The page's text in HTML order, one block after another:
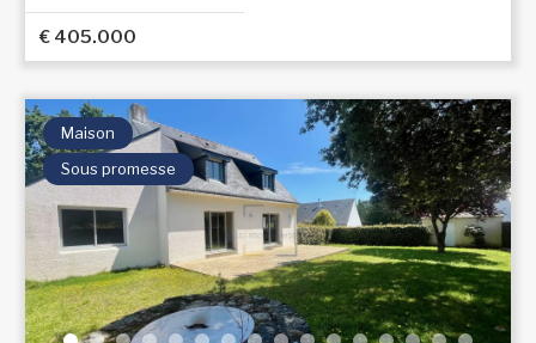
€ 405.000
Maison
Sous promesse